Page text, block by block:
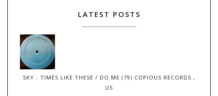
LATEST POSTS
SKY - TIMES LIKE THESE / DO ME (79) COPIOUS RECORDS ,
US